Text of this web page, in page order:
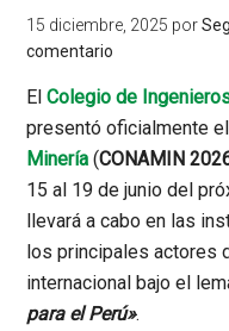
15 diciembre, 2025 por
comentario
ElColegio de
presentó oficialmente
Minería (CONAMIN
15 al 19 de junio del
llevará a cabo en las
los principales actores
internacional bajo el
para el Perú».